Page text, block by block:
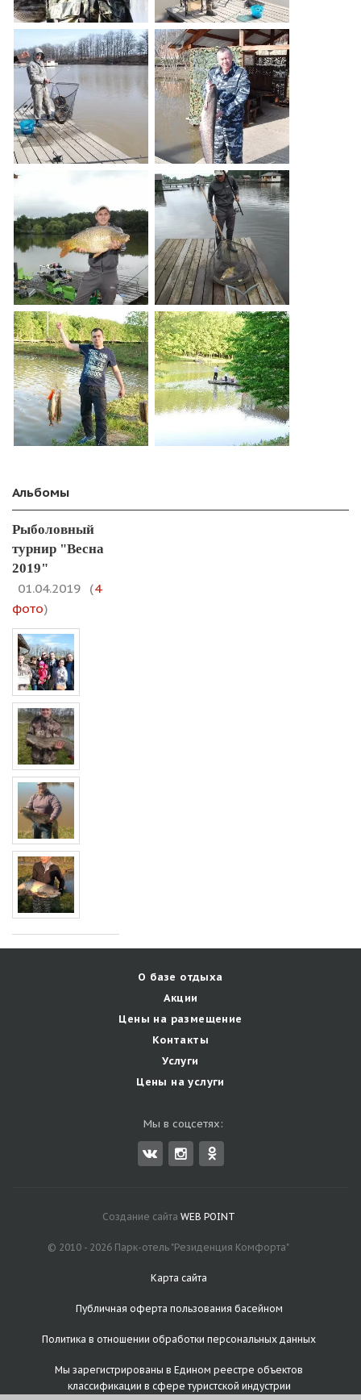
Альбомы
Рыболовный
турнир "Весна
2019"
01.04.2019 (4
фото)
О базе отдыха
Акции
Цены на размещение
Контакты
Услуги
Цены на услуги
Мы в соцсетях:
Создание сайта WEB POINT
© 2010 - 2026 Парк-отель "Резиденция Комфорта"
Карта сайта
Публичная оферта пользования басейном
Политика в отношении обработки персональных данных
Мы зарегистрированы в Едином реестре объектов
классификации в сфере туристской индустрии